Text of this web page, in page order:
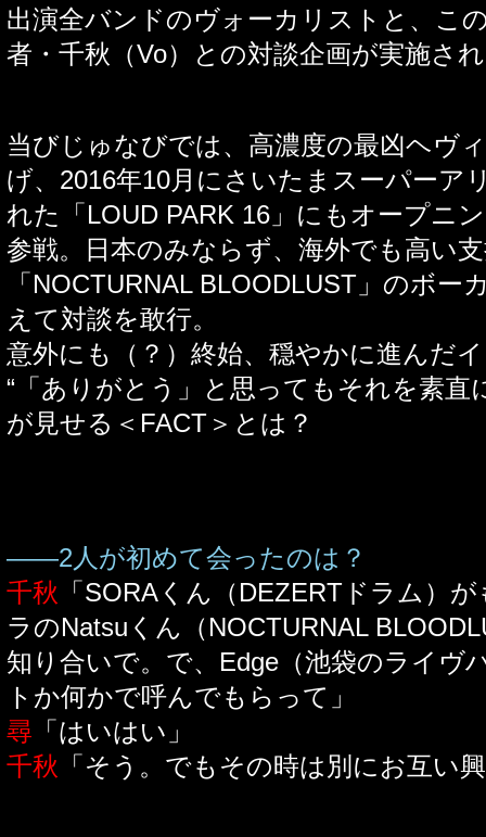
出演全バンドのヴォーカリストと、こ
者・千秋（Vo）との対談企画が実施さ
当びじゅなびでは、高濃度の最凶ヘヴ
げ、2016年10月にさいたまスーパーア
れた「LOUD PARK 16」にもオープニ
参戦。日本のみならず、海外でも高い
「NOCTURNAL BLOODLUST」のボー
えて対談を敢行。
意外にも（？）終始、穏やかに進んだ
“「ありがとう」と思ってもそれを素直
が見せる＜FACT＞とは？
――2人が初めて会ったのは？
千秋 「SORAくん（DEZERTドラム）
ラのNatsuくん（NOCTURNAL
知り合いで。で、Edge（池袋のライヴ
トか何かで呼んでもらって」
尋 「はいはい」
千秋 「そう。でもその時は別にお互い